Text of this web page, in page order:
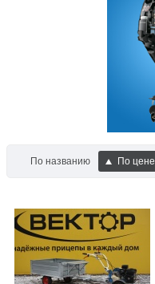
По названию По цене